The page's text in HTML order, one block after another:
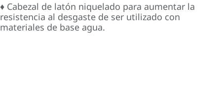
♦ Cabezal de latón niquelado para aumentar la
resistencia al desgaste de ser utilizado con
materiales de base agua.